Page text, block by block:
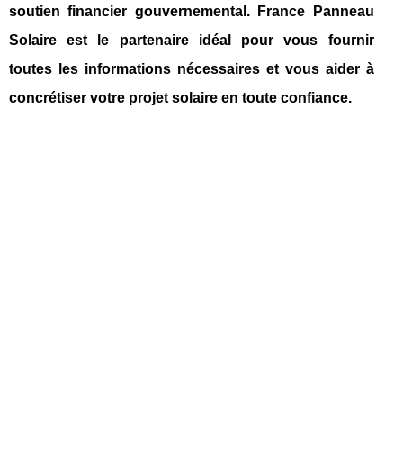
soutien financier gouvernemental. France Panneau
Solaire est le partenaire idéal pour vous fournir
toutes les informations nécessaires et vous aider à
concrétiser votre projet solaire en toute confiance.